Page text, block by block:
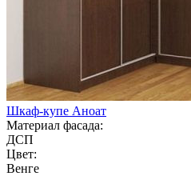
Шкаф-купе Аноат
Материал фасада:
ДСП
Цвет:
Венге